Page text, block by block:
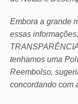
Embora a grande
essas
tenhamos uma
Reembolso,
concordando com